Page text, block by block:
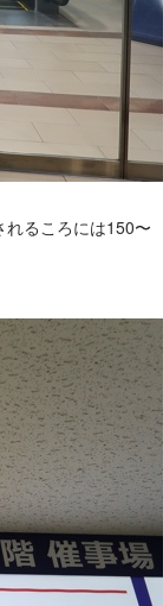
るころには150〜